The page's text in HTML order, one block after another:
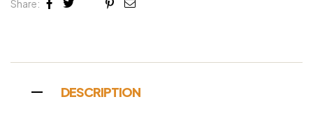
Share:
Facebook
TwitterLinkedin
Google+
Pinterest
Email
DESCRIPTION